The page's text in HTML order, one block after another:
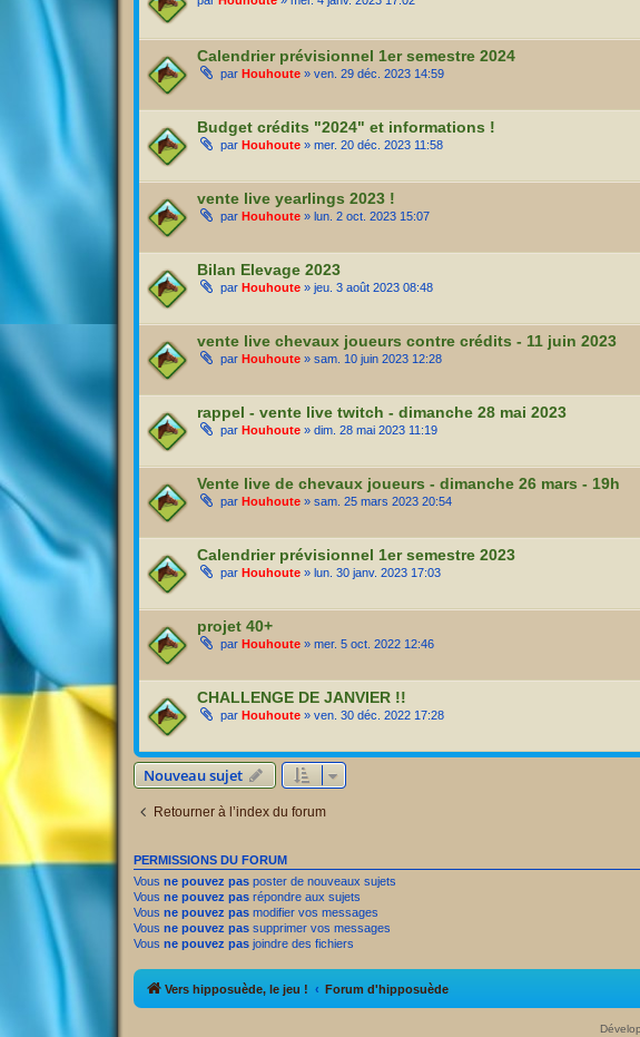
Calendrier prévisionnel 1er semestre 2024
par Houhoute » ven. 29 déc. 2023 14:59
Budget crédits "2024" et informations !
par Houhoute » mer. 20 déc. 2023 11:58
vente live yearlings 2023 !
par Houhoute » lun. 2 oct. 2023 15:07
Bilan Elevage 2023
par Houhoute » jeu. 3 août 2023 08:48
vente live chevaux joueurs contre crédits - 11 juin 2023
par Houhoute » sam. 10 juin 2023 12:28
rappel - vente live twitch - dimanche 28 mai 2023
par Houhoute » dim. 28 mai 2023 11:19
Vente live de chevaux joueurs - dimanche 26 mars - 19h
par Houhoute » sam. 25 mars 2023 20:54
Calendrier prévisionnel 1er semestre 2023
par Houhoute » lun. 30 janv. 2023 17:03
projet 40+
par Houhoute » mer. 5 oct. 2022 12:46
CHALLENGE DE JANVIER !!
par Houhoute » ven. 30 déc. 2022 17:28
Nouveau sujet
Retourner à l’index du forum
PERMISSIONS DU FORUM
Vous ne pouvez pas poster de nouveaux sujets
Vous ne pouvez pas répondre aux sujets
Vous ne pouvez pas modifier vos messages
Vous ne pouvez pas supprimer vos messages
Vous ne pouvez pas joindre des fichiers
Vers hipposuède, le jeu ! Forum d'hipposuède